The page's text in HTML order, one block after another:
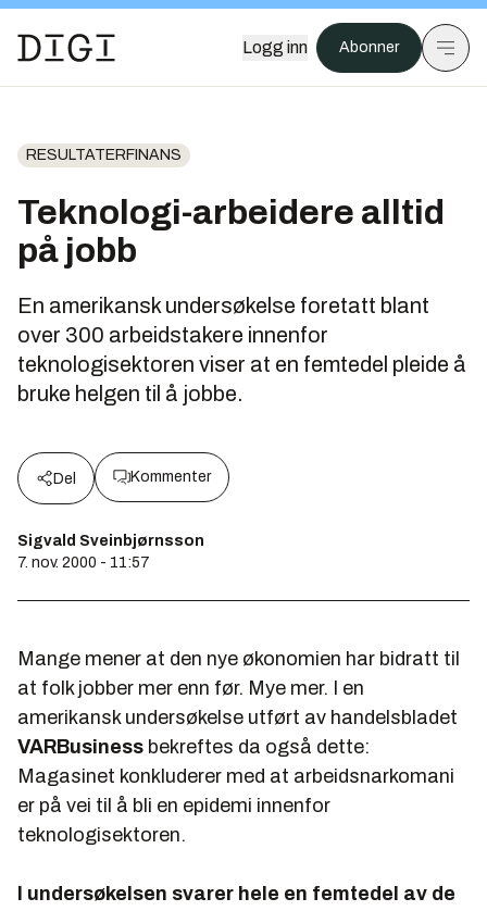
Logg inn Abonner
RESULTATERFINANS
Teknologi-arbeidere alltid
på jobb
En amerikansk undersøkelse foretatt blant
over 300 arbeidstakere innenfor
teknologisektoren viser at en femtedel pleide å
bruke helgen til å jobbe.
Del Kommenter
Sigvald Sveinbjørnsson
7. nov. 2000 - 11:57
Mange mener at den nye økonomien har bidratt til
at folk jobber mer enn før. Mye mer. I en
amerikansk undersøkelse utført av handelsbladet
VARBusiness bekreftes da også dette:
Magasinet konkluderer med at arbeidsnarkomani
er på vei til å bli en epidemi innenfor
teknologisektoren.
I undersøkelsen svarer hele en femtedel av de